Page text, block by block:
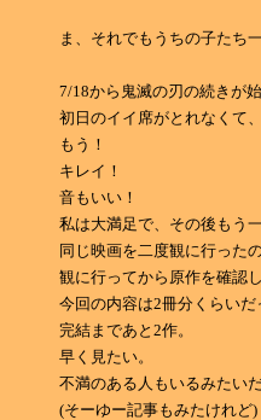
ま、それでもうちの子たち
7/18から鬼滅の刃の続きが
初日のイイ席がとれなくて
もう！
キレイ！
音もいい！
私は大満足で、その後もう
同じ映画を二度観に行った
観に行ってから原作を確認
今回の内容は2冊分くらいだ
完結まであと2作。
早く見たい。
不満のある人もいるみたい
(そーゆー記事もみたけれど)